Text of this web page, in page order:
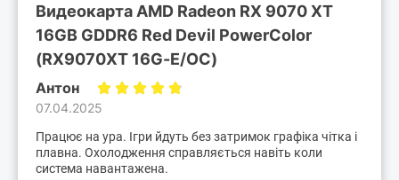
Видеокарта AMD Radeon RX 9070 XT
16GB GDDR6 Red Devil PowerColor
(RX9070XT 16G-E/OC)
Антон
07.04.2025
Працює на ура. Ігри йдуть без затримок графіка чітка і
плавна. Охолодження справляється навіть коли
система навантажена.